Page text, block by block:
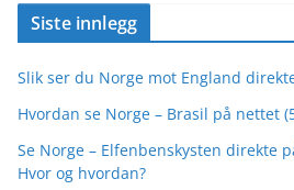
Siste innlegg
Slik ser du Norge mot England
Hvordan se Norge – Brasil på nettet
Se Norge – Elfenbenskysten direkte
Hvor og hvordan?